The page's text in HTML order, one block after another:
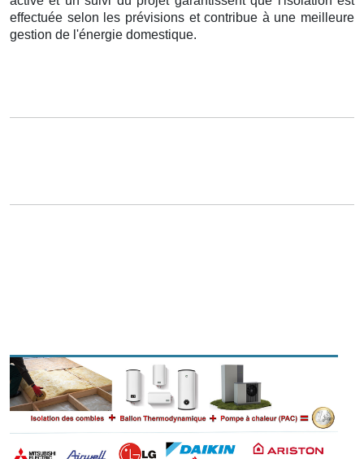
effectuée selon les prévisions et contribue à une meilleure
gestion de l'énergie domestique.